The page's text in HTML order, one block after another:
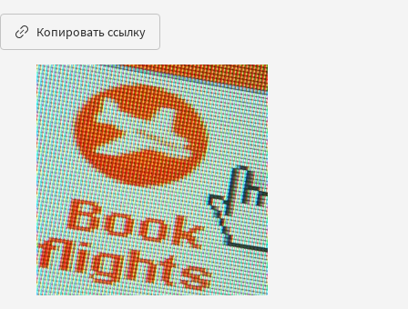
Копировать ссылку